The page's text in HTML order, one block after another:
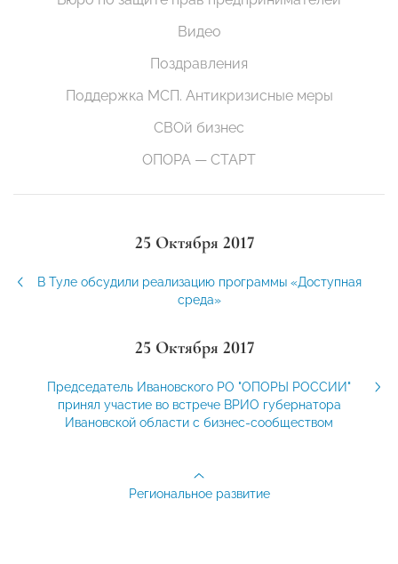
Видео
Поздравления
Поддержка МСП. Антикризисные меры
СВОй бизнес
ОПОРА — СТАРТ
25 Октября 2017
В Туле обсудили реализацию программы «Доступная
среда»
25 Октября 2017
Председатель Ивановского РО "ОПОРЫ РОССИИ"
принял участие во встрече ВРИО губернатора
Ивановской области с бизнес-сообществом
Региональное развитие